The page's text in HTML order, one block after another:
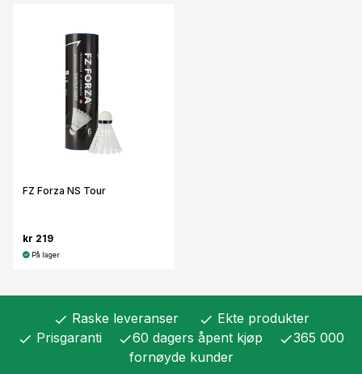
FZ Forza NS Tour
kr 219
På lager
check Raske leveranser check Ekte produkter
check Prisgaranti check60 dagers åpent kjøp check365 000
fornøyde kunder